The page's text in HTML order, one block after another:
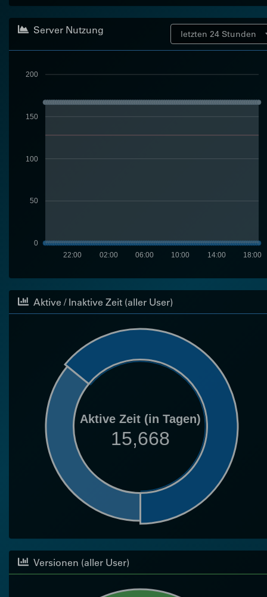
Server Nutzung
0
50
100
150
200
18:00
14:00
10:00
06:00
02:00
22:00
Aktive / Inaktive Zeit (aller User)
Aktive Zeit (in Tagen)
15,668
Versionen (aller User)